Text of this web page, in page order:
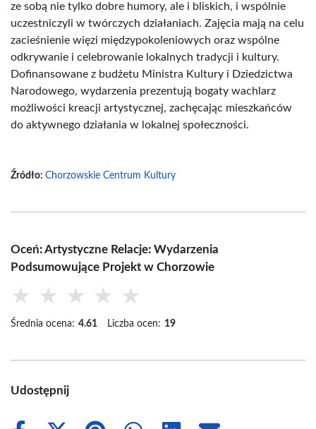
ze sobą nie tylko dobre humory, ale i bliskich, i wspólnie
uczestniczyli w twórczych działaniach. Zajęcia mają na celu
zacieśnienie więzi międzypokoleniowych oraz wspólne
odkrywanie i celebrowanie lokalnych tradycji i kultury.
Dofinansowane z budżetu Ministra Kultury i Dziedzictwa
Narodowego, wydarzenia prezentują bogaty wachlarz
możliwości kreacji artystycznej, zachęcając mieszkańców
do aktywnego działania w lokalnej społeczności.
Źródło: Chorzowskie Centrum Kultury
Oceń: Artystyczne Relacje: Wydarzenia
Podsumowujące Projekt w Chorzowie
★ ★ ★ ★ ★
Średnia ocena: 4.61 Liczba ocen: 19
Udostępnij